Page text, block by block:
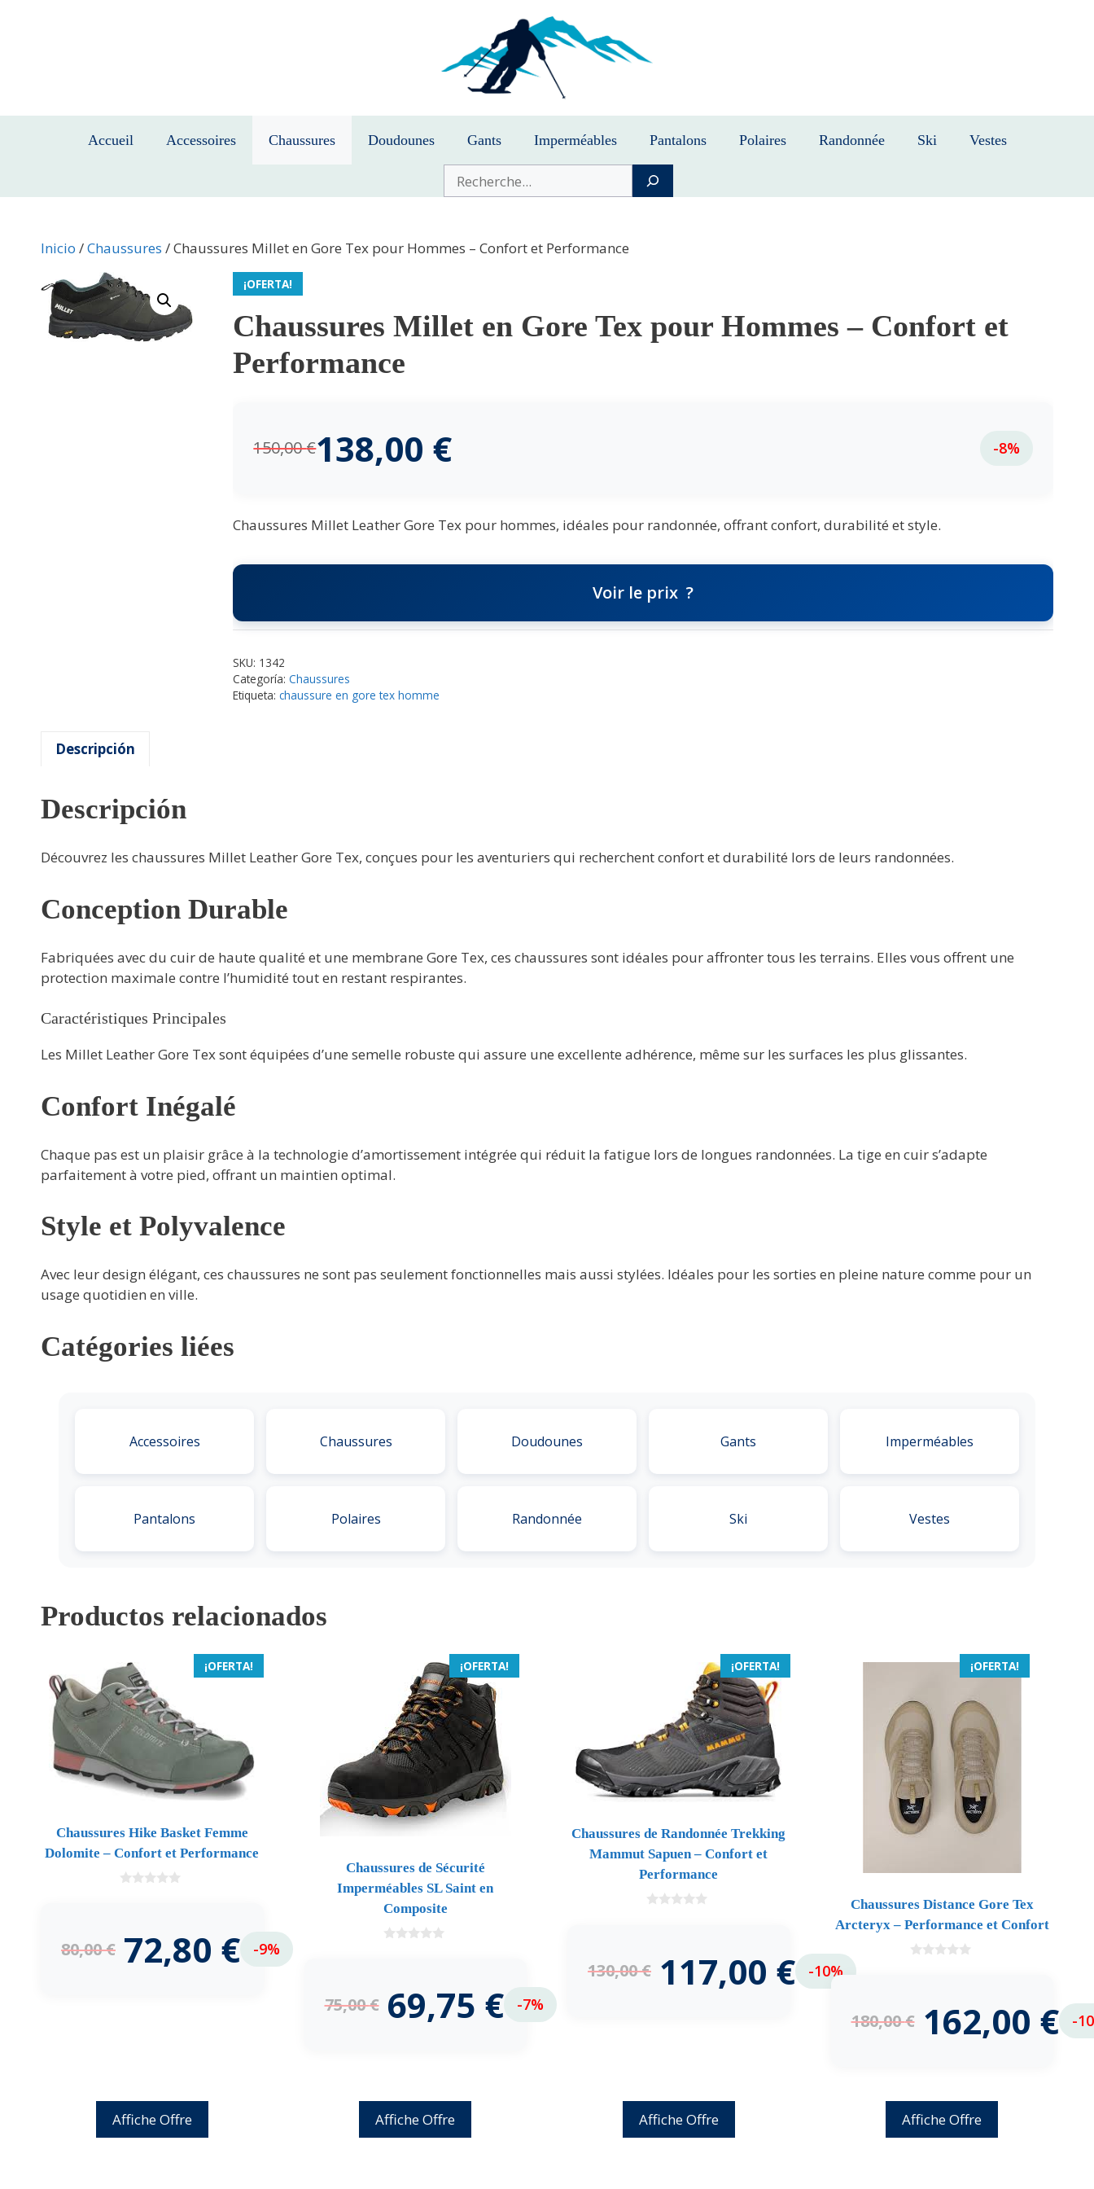
Accueil Accessoires Chaussures Doudounes Gants Imperméables Pantalons Polaires Randonnée Ski Vestes
Buscar
Inicio /Chaussures / Chaussures Millet en Gore Tex pour Hommes – Confort et Performance
¡OFERTA!
Chaussures Millet en Gore Tex pour Hommes – Confort et
Performance
150,00€138,00 € -8%
Chaussures Millet Leather Gore Tex pour hommes, idéales pour randonnée, offrant confort, durabilité et style.
Voir le prix
SKU: 1342
Categoría:Chaussures
Etiqueta:chaussure en gore tex homme
Descripción
Descripción
Découvrez les chaussures Millet Leather Gore Tex, conçues pour les aventuriers qui recherchent confort et durabilité lors de leurs randonnées.
Conception Durable
Fabriquées avec du cuir de haute qualité et une membrane Gore Tex, ces chaussures sont idéales pour affronter tous les terrains. Elles vous offrent une
protection maximale contre l’humidité tout en restant respirantes.
Caractéristiques Principales
Les Millet Leather Gore Tex sont équipées d’une semelle robuste qui assure une excellente adhérence, même sur les surfaces les plus glissantes.
Confort Inégalé
Chaque pas est un plaisir grâce à la technologie d’amortissement intégrée qui réduit la fatigue lors de longues randonnées. La tige en cuir s’adapte
parfaitement à votre pied, offrant un maintien optimal.
Style et Polyvalence
Avec leur design élégant, ces chaussures ne sont pas seulement fonctionnelles mais aussi stylées. Idéales pour les sorties en pleine nature comme pour un
usage quotidien en ville.
Catégories liées
Accessoires Chaussures Doudounes Gants Imperméables
Pantalons Polaires Randonnée Ski Vestes
Productos relacionados
¡OFERTA!
Chaussures Hike Basket Femme
Dolomite – Confort et Performance
80,00€ 72,80 € -9%
Affiche Offre
¡OFERTA!
Chaussures de Sécurité
Imperméables SL Saint en
Composite
75,00€ 69,75 € -7%
Affiche Offre
¡OFERTA!
Chaussures de Randonnée Trekking
Mammut Sapuen – Confort et
Performance
130,00€ 117,00 € -10%
Affiche Offre
¡OFERTA!
Chaussures Distance Gore Tex
Arcteryx – Performance et Confort
180,00€ 162,00 € -
Affiche Offre